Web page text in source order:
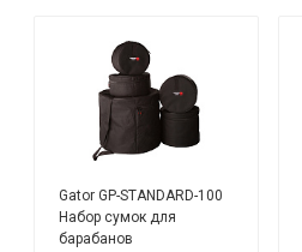
Gator GP-STANDARD-100
Набор сумок для
барабанов